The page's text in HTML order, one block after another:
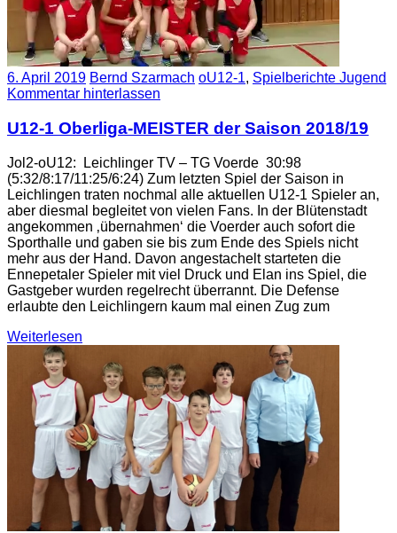
6. April 2019 Bernd Szarmach oU12-1, Spielberichte Jugend
Kommentar hinterlassen
U12-1 Oberliga-MEISTER der Saison 2018/19
Jol2-oU12: Leichlinger TV – TG Voerde 30:98
(5:32/8:17/11:25/6:24) Zum letzten Spiel der Saison in
Leichlingen traten nochmal alle aktuellen U12-1 Spieler an,
aber diesmal begleitet von vielen Fans. In der Blütenstadt
angekommen ‚übernahmen‘ die Voerder auch sofort die
Sporthalle und gaben sie bis zum Ende des Spiels nicht
mehr aus der Hand. Davon angestachelt starteten die
Ennepetaler Spieler mit viel Druck und Elan ins Spiel, die
Gastgeber wurden regelrecht überrannt. Die Defense
erlaubte den Leichlingern kaum mal einen Zug zum
Weiterlesen